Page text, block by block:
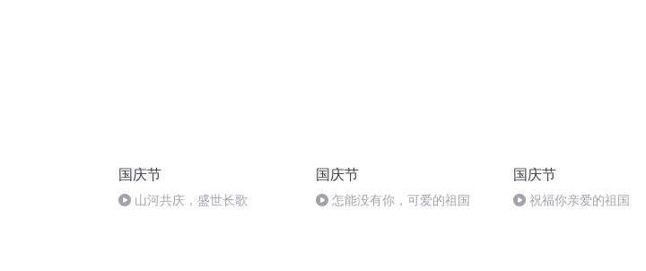
国庆节
山河共庆，盛世长歌
国庆节
怎能没有你，可爱的祖国
国庆节
祝福你亲爱的祖国